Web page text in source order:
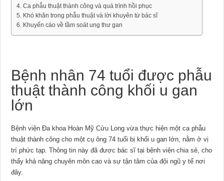
Ca phẫu thuật thành công và quá trình hồi phục
Khó khăn trong phẫu thuật và lời khuyên từ bác sĩ
Khuyến cáo về tầm soát ung thư gan
Bệnh nhân 74 tuổi được phẫu
thuật thành công khối u gan
lớn
Bệnh viện Đa khoa Hoàn Mỹ Cửu Long vừa thực hiện một ca phẫu
thuật thành công cho một cụ ông 74 tuổi bị khối u gan lớn, nằm ở vị
trí phức tạp. Thông tin này đã được bác sĩ tại bệnh viện chia sẻ, cho
thấy khả năng chuyên môn cao và sự tận tâm của đội ngũ y tế nơi
đây.